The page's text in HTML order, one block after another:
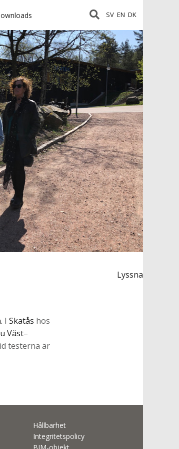
SV EN DK
Lyssna
I Skatås hos
Väst–
testerna är
Hållbarhet
Integritetspolicy